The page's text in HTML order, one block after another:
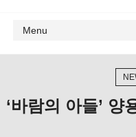
‘바람의 아들’ 양